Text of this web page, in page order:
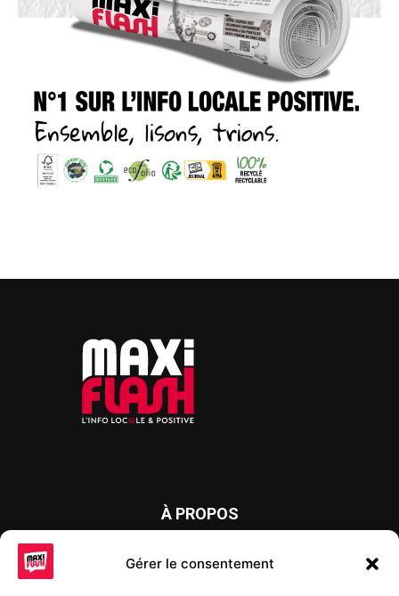
Gérer le consentement
À PROPOS
Maxi Flash est un journal d’informations locales distribué
chaque semaine sur trois éditions : en Alsace du Nord depuis